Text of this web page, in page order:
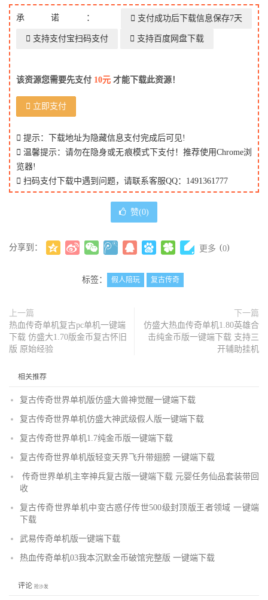
承诺： 支付成功后下载信息保存7天
支持支付宝扫码支付 支持百度网盘下载
该资源您需要先支付 10元 才能下载此资源！
立即支付
提示：下载地址为隐藏信息支付完成后可见!
温馨提示：请勿在隐身或无痕模式下支付！推荐使用Chrome浏
览器!
扫码支付下载中遇到问题，请联系客服QQ：1491361777
赞(0)
分享到： 更多 (0)
标签： 假人陪玩 复古传奇
上一篇
热血传奇单机复古pc单机一键端
下载 仿盛大1.70版金币复古怀旧
版 原始经验
下一篇
仿盛大热血传奇单机1.80英雄合
击纯金币版一键端下载 支持三
开辅助挂机
相关推荐
复古传奇世界单机版仿盛大兽神觉醒一键端下载
复古传奇世界单机仿盛大神武级假人版一键端下载
复古传奇世界单机1.7纯金币版一键端下载
复古传奇世界单机版轻变天界飞升带翅膀 一键端下载
传奇世界单机主宰神兵复古版一键端下载 元婴任务仙品套装带回
收
复古传奇世界单机中变古惑仔传世500级封顶版王者领域 一键端
下载
武易传奇单机版一键端下载
热血传奇单机03我本沉默金币破馆完整版 一键端下载
评论 抢沙发